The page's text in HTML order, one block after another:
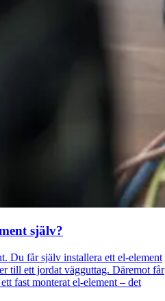
själv?
Du får själv installera ett el-element
till ett jordat vägguttag. Däremot får
fast monterat el-element – det